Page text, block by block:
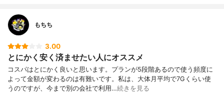
もちち
3.00
とにかく安く済ませたい人にオススメ
コスパはとにかく良いと思います。プランが5段階あるので使う頻度に
よって金額が変わるのは有難いです。私は、大体月平均で7Gくらい使
うのですが、今まで別の会社で利用…続きを見る